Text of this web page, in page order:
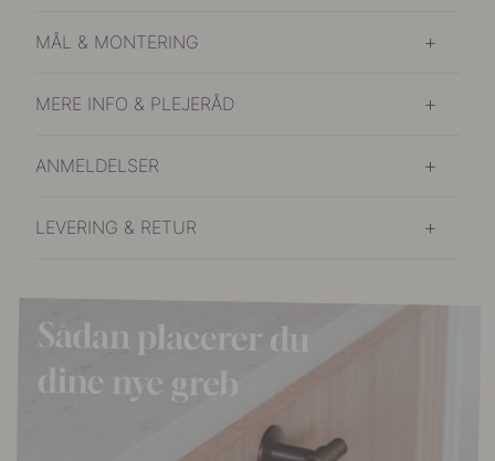
MÅL & MONTERING
MERE INFO & PLEJERÅD
ANMELDELSER
LEVERING & RETUR